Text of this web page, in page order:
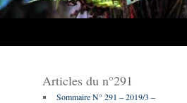
Articles du n°291
Sommaire N° 291 – 2019/3 –